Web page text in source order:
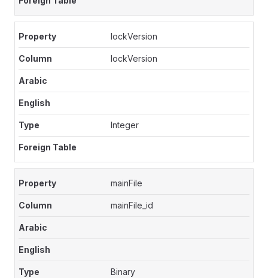
lockVersion
lockVersion
Integer
mainFile
mainFile_id
Binary